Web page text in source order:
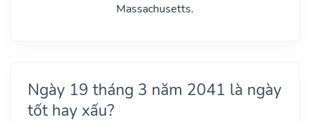
Massachusetts.
Ngày 19 tháng 3 năm 2041 là ngày
tốt hay xấu?